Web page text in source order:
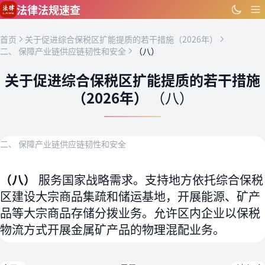
跳到主要内容
法律法规速查
首页
关于促进综合保税区扩能提质的若干措施（2026年）
二、 保障产业链供应链韧性和安全
（八）
关于促进综合保税区扩能提质的若干措施
（2026年）
（八）
二、 保障产业链供应链韧性和安全
（八） 服务国家战略需求。支持地方依托综合保税
区建设大宗商品集疏和储运基地，开展能源、矿产
品等大宗商品存储分拨业务。允许区内企业以保税
物流方式开展金属矿产品的物理混配业务。